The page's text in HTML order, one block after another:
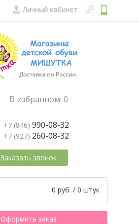
Личный кабинет
В избранном: 0
+7 (846) 990-08-32
+7 (927) 260-08-32
Заказать звонок
0 руб. / 0 штук
Оформить заказ